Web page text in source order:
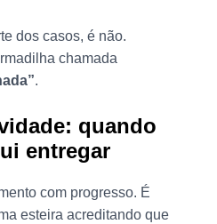
dos casos, é não.
chamada
.
quando
entregar
com progresso. É
esteira acreditando que